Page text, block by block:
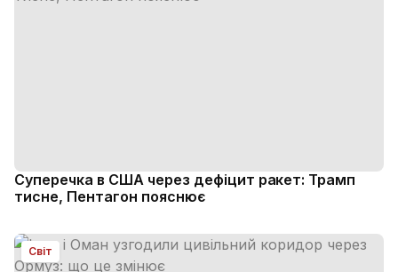
Суперечка в США через дефіцит ракет: Трамп
тисне, Пентагон пояснює
Світ